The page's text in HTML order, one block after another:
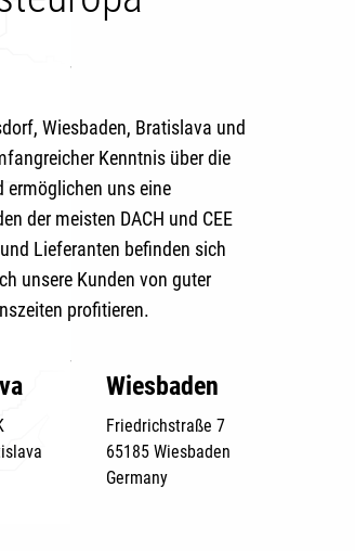
Wiesbaden, Bratislava und
Kenntnis über die
ermöglichen uns eine
der meisten DACH und CEE
Lieferanten befinden sich
unsere Kunden von guter
profitieren.
Wiesbaden
Friedrichstraße 7
65185 Wiesbaden
Germany